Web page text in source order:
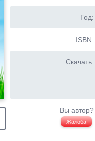
Год:
ISBN:
Скачать:
Вы автор?
Жалоба